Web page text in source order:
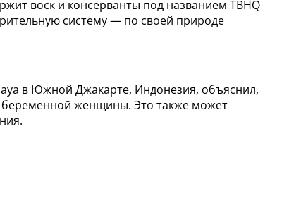
воск и консерванты под названием TBHQ
систему — по своей природе
в Южной Джакарте, Индонезия, объяснил,
беременной женщины. Это также может